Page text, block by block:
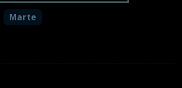
Marte